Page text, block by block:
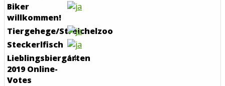
Biker
willkommen!
Tiergehege/Streichelzoo
Steckerlfisch
Lieblingsbiergarten
2019 Online-
Votes
14